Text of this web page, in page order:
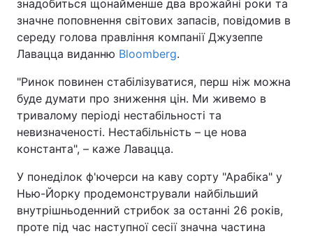
знадобиться щонайменше два врожайні роки та
значне поповнення світових запасів, повідомив в
середу голова правління компанії Джузеппе
Лавацца виданню Bloomberg.
"Ринок повинен стабілізуватися, перш ніж можна
буде думати про зниження цін. Ми живемо в
тривалому періоді нестабільності та
невизначеності. Нестабільність – це нова
константа", – каже Лавацца.
У понеділок ф'ючерси на каву сорту "Арабіка" у
Нью-Йорку продемонстрували найбільший
внутрішньоденний стрибок за останні 26 років,
проте під час наступної сесії значна частина